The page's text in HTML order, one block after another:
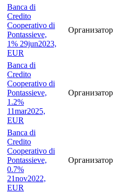
Banca di
Credito
Cooperativo di
Pontassieve,
1% 29jun2023,
EUR
Организатор
Banca di
Credito
Cooperativo di
Pontassieve,
1.2%
11mar2025,
EUR
Организатор
Banca di
Credito
Cooperativo di
Pontassieve,
0.7%
21nov2022,
EUR
Организатор